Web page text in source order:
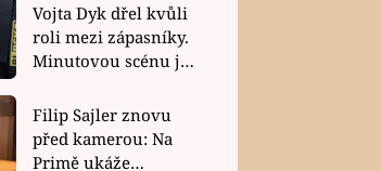
Vojta Dyk dřel kvůli
roli mezi zápasníky.
Minutovou scénu jel
Filip Sajler znovu
před kamerou: Na
Primě ukáže